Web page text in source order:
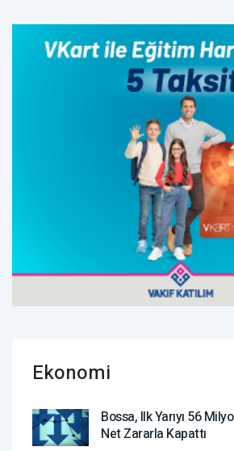
Ekonomi
Bossa, Ilk Yarıyı 56
Net Zararla Kapattı